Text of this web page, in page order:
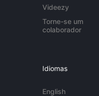
Videezy
Torne-se um
colaborador
Idiomas
English